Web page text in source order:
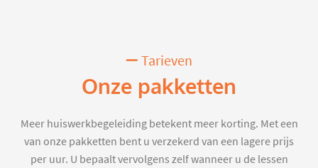
Tarieven
Onze pakketten
Meer huiswerkbegeleiding betekent meer korting. Met een
van onze pakketten bent u verzekerd van een lagere prijs
per uur. U bepaalt vervolgens zelf wanneer u de lessen